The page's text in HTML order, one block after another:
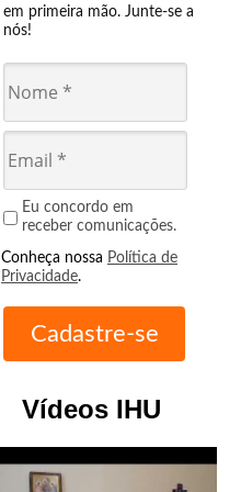
em primeira mão. Junte-se a
nós!
Eu concordo em
receber comunicações.
Conheça nossa Política de
Privacidade.
Vídeos IHU